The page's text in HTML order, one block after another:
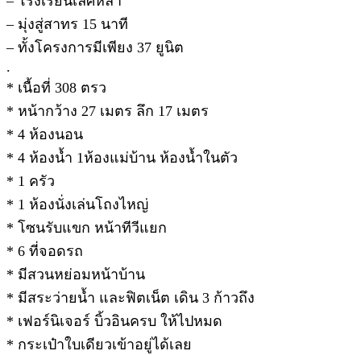
– มุ่งสู่สาทร 15 นาที
– ทั้งโครงการมีเพียง 37 ยูนิต
.
* เนื้อที่ 308 ตรว
* หน้ากว้าง 27 เมตร ลึก 17 เมตร
* 4 ห้องนอน
* 4 ห้องน้ำ 1ห้องแม่บ้าน ห้องน้ำในตัว
* 1 ครัว
* 1 ห้องนั่งเล่นโถงไหญ่
* โซนรับแขก หน้าทีวีแยก
* 6 ที่จอดรถ
* มีสวนหย่อมหน้าบ้าน
* มีสระว่ายน้ำ และฟิตเน็ต เดิน 3 ก้าวถึง
* เฟอร์นิเจอร์ บิ้วอินครบ ให้ไปหมด
* กระเป๋าใบเดียวเข้าอยู่ได้เลย